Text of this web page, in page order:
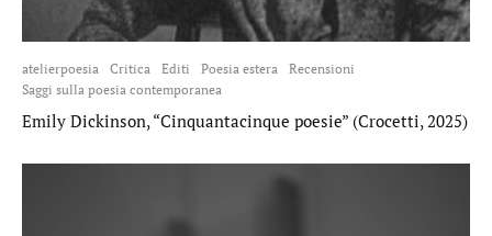
atelierpoesia Critica Editi Poesia estera
Recensioni
Saggi sulla poesia contemporanea
Emily Dickinson, “Cinquantacinque poesie” (Crocetti, 2025)